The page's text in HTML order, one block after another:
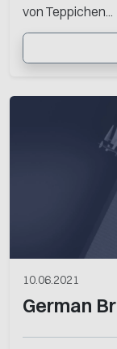
von Teppichen...
10.06.2021
German